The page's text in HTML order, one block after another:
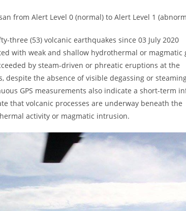
from Alert Level 0 (normal) to Alert Level 1
three (53) volcanic earthquakes since 03 July 2020
with weak and shallow hydrothermal or magmatic
by steam-driven or phreatic eruptions at the
the absence of visible degassing or
GPS measurements also indicate a short-term
that volcanic processes are underway beneath the
activity or magmatic intrusion.